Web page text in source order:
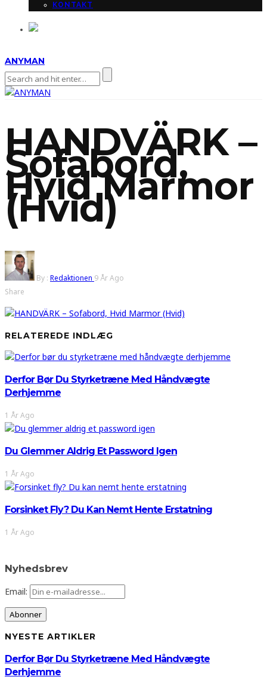
KONTAKT
ANYMAN
HANDVÄRK –
Sofabord,
Hvid Marmor
(Hvid)
By : Redaktionen 9 År Ago
Share
RELATEREDE INDLÆG
Derfor Bør Du Styrketræne Med Håndvægte
Derhjemme
1 År Ago
Du Glemmer Aldrig Et Password Igen
1 År Ago
Forsinket Fly? Du Kan Nemt Hente Erstatning
1 År Ago
Nyhedsbrev
Email:
NYESTE ARTIKLER
Derfor Bør Du Styrketræne Med Håndvægte
Derhjemme